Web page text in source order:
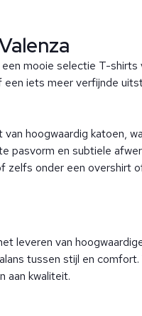
mooie selectie T-
iets meer verfijnde
van hoogwaardig katoen,
en subtiele
zelfs onder een overshirt
leveren van
tussen stijl en comfort.
aan kwaliteit.